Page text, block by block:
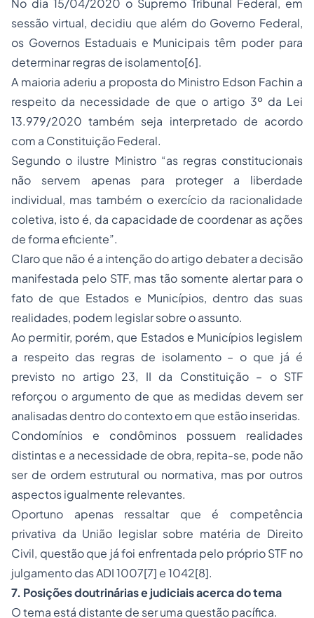
No dia 15/04/2020 o Supremo Tribunal Federal, em
sessão virtual, decidiu que além do Governo Federal,
os Governos Estaduais e Municipais têm poder para
determinar regras de isolamento[6].
A maioria aderiu a proposta do Ministro Edson Fachin a
respeito da necessidade de que o artigo 3º da Lei
13.979/2020 também seja interpretado de acordo
com a Constituição Federal.
Segundo o ilustre Ministro “as regras constitucionais
não servem apenas para proteger a liberdade
individual, mas também o exercício da racionalidade
coletiva, isto é, da capacidade de coordenar as ações
de forma eficiente”.
Claro que não é a intenção do artigo debater a decisão
manifestada pelo STF, mas tão somente alertar para o
fato de que Estados e Municípios, dentro das suas
realidades, podem legislar sobre o assunto.
Ao permitir, porém, que Estados e Municípios legislem
a respeito das regras de isolamento – o que já é
previsto no artigo 23, II da Constituição – o STF
reforçou o argumento de que as medidas devem ser
analisadas dentro do contexto em que estão inseridas.
Condomínios e condôminos possuem realidades
distintas e a necessidade de obra, repita-se, pode não
ser de ordem estrutural ou normativa, mas por outros
aspectos igualmente relevantes.
Oportuno apenas ressaltar que é competência
privativa da União legislar sobre matéria de Direito
Civil, questão que já foi enfrentada pelo próprio STF no
julgamento das ADI 1007[7] e 1042[8].
7. Posições doutrinárias e judiciais acerca do tema
O tema está distante de ser uma questão pacífica.